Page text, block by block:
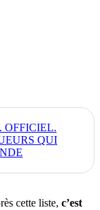
OFFICIEL.
QUI
cette liste, c’est